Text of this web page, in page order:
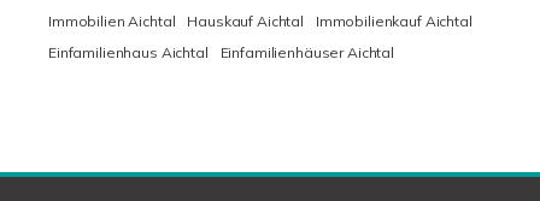
Immobilien Aichtal
Hauskauf Aichtal
Immobilienkauf Aichtal
Einfamilienhaus Aichtal
Einfamilienhäuser Aichtal